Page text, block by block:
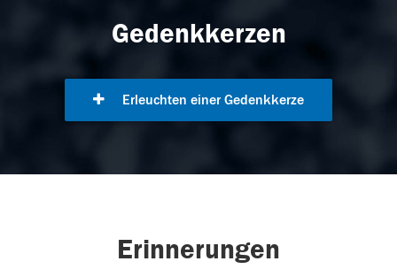
Gedenkkerzen
Erleuchten einer Gedenkkerze
Erinnerungen